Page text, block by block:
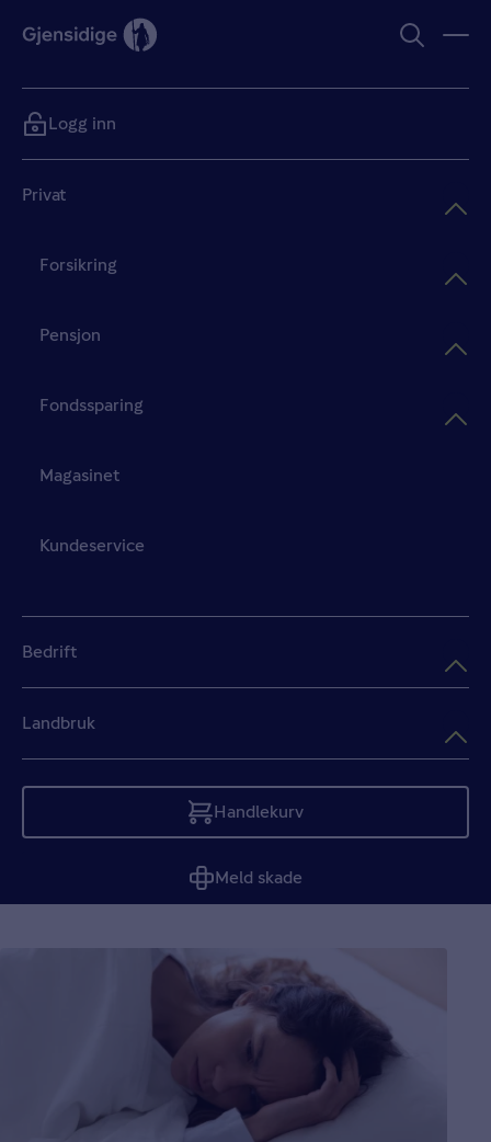
Privat
Forsikring
Pensjon
Fondssparing
Magasinet
Kundeservice
Bedrift
Landbruk
Handlekurv
Tom
Meld skade
Logg inn